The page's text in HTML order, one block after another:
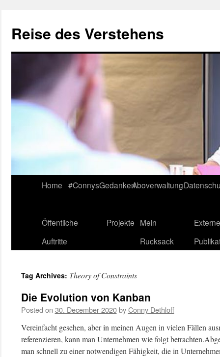
Reise des Verstehens
content
Home #ConnysGedankenAboverwaltung
Öffentliche
Auftritte
Projekte Mein
Rucksack
Externe
Tag Archives: Theory of Constraints
Die Evolution von Kanban
Posted on 30. December 2020 by Conny Dethloff
Vereinfacht gesehen, aber in meinen Augen in vielen Fällen
referenzieren, kann man Unternehmen wie folgt
man schnell zu einer notwendigen Fähigkeit, die in